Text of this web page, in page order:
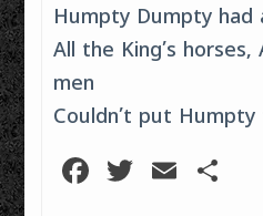
Humpty Dumpty had
All the King’s horses,
men
Couldn’t put
Facebook
Twitter
Email